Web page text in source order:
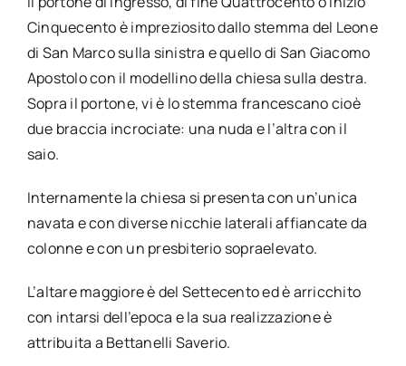
Cinquecento è impreziosito dallo stemma del Leone
di San Marco sulla sinistra e quello di San Giacomo
Apostolo con il modellino della chiesa sulla destra.
Sopra il portone, vi è lo stemma francescano cioè
due braccia incrociate: una nuda e l’altra con il
saio.
Internamente la chiesa si presenta con un’unica
navata e con diverse nicchie laterali affiancate da
colonne e con un presbiterio sopraelevato.
L’altare maggiore è del Settecento ed è arricchito
con intarsi dell’epoca e la sua realizzazione è
attribuita a Bettanelli Saverio.